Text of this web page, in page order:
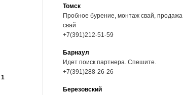
1
Томск
Пробное бурение, монтаж свай, продажа
свай
+7(391)212-51-59
Барнаул
Идет поиск партнера. Спешите.
+7(391)288-26-26
Березовский